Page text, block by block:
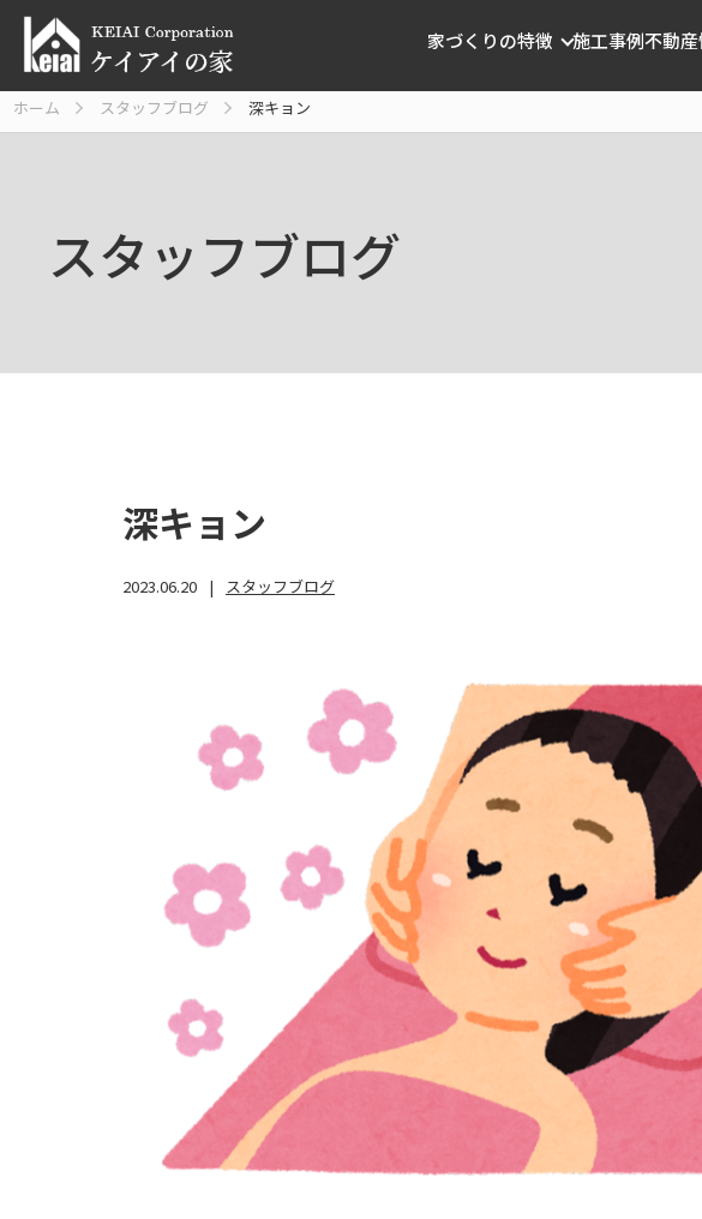
家づくりの特徴 施工事例不動
ホーム スタッフブログ 深キョン
スタッフブログ
深キョン
2023.06.20 スタッフブログ